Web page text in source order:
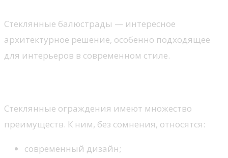
Стеклянные балюстрады — интересное
архитектурное решение, особенно подходящее
для интерьеров в современном стиле.
Стеклянные ограждения имеют множество
преимуществ. К ним, без сомнения, относятся:
современный дизайн;